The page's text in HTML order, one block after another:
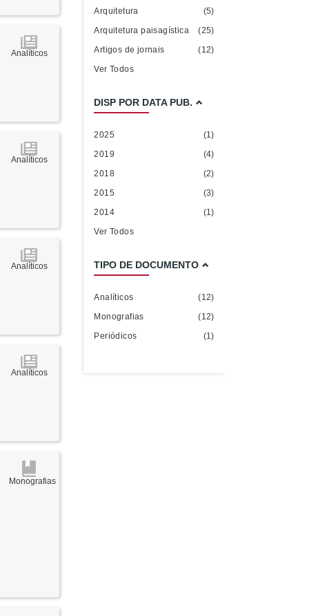
Analíticos
Analíticos
Analíticos
Analíticos
Monografias
Arquitetura
(5)
Arquitetura paisagística
(25)
Artigos de jornais
(12)
Ver Todos
DISP POR DATA PUB.
2025
(1)
2019
(4)
2018
(2)
2015
(3)
2014
(1)
Ver Todos
TIPO DE DOCUMENTO
Analíticos
(12)
Monografias
(12)
Periódicos
(1)